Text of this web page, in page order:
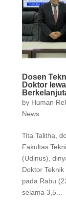
Dosen
Doktor
by Human
News
Tita Talitha,
Fakultas
(Udinus),
Doktor
pada Rabu
selama 3,5...